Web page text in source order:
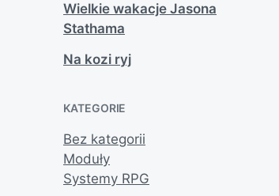
Wielkie wakacje Jasona
Stathama
Na kozi ryj
KATEGORIE
Bez kategorii
Moduły
Systemy RPG